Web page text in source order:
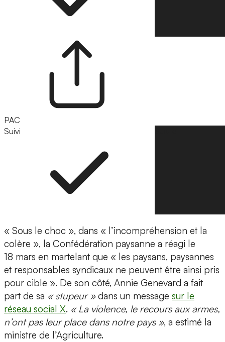
PAC
Suivi
« Sous le choc », dans « l’incompréhension et la
colère », la Confédération paysanne a réagi le
18 mars en martelant que « les paysans, paysannes
et responsables syndicaux ne peuvent être ainsi pris
pour cible ». De son côté, Annie Genevard a fait
part de sa « stupeur »dans un message sur le
réseau social X. « La violence, le recours aux armes,
n’ont pas leur place dans notre pays », a estimé la
ministre de l’Agriculture.